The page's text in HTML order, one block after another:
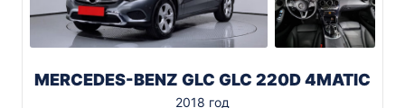
MERCEDES-BENZ GLC GLC 220D 4MATIC
2018 год